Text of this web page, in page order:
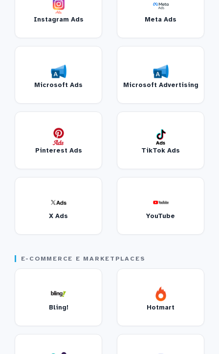
Instagram Ads Meta Ads
Microsoft Ads Microsoft Advertising
Pinterest Ads TikTok Ads
X Ads YouTube
E-COMMERCE E MARKETPLACES
Bling! Hotmart